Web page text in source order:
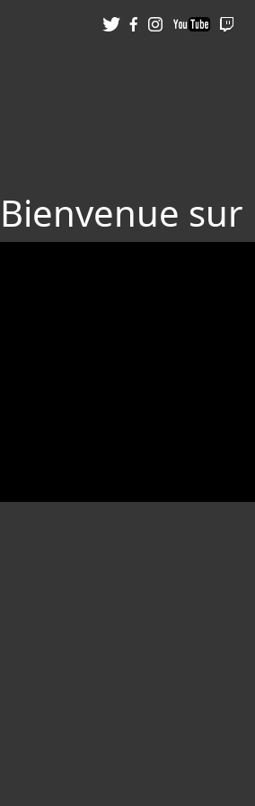
Bienvenue